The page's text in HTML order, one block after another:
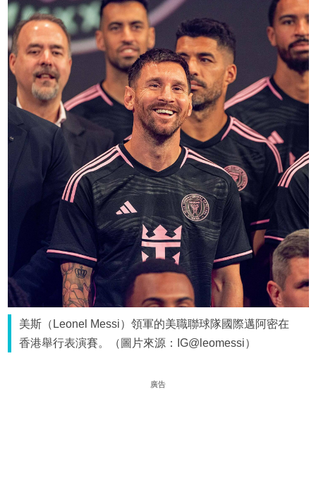
美斯（Leonel Messi）領軍的美職聯球隊國際邁阿密在
香港舉行表演賽。（圖片來源：IG@leomessi）
廣告